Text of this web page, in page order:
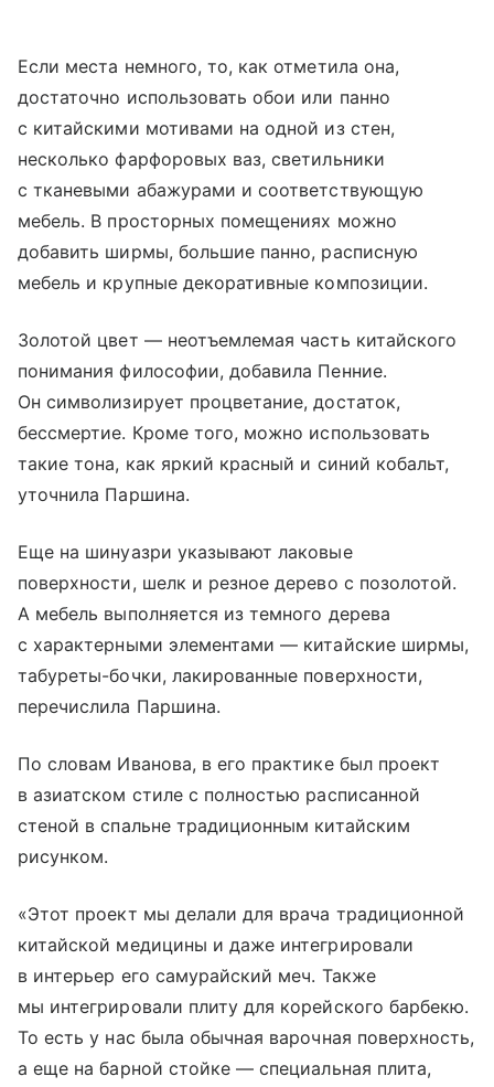
Если места немного, то, как отметила она,
достаточно использовать обои или панно
с китайскими мотивами на одной из стен,
несколько фарфоровых ваз, светильники
с тканевыми абажурами и соответствующую
мебель. В просторных помещениях можно
добавить ширмы, большие панно, расписную
мебель и крупные декоративные композиции.
Золотой цвет — неотъемлемая часть китайского
понимания философии, добавила Пенние.
Он символизирует процветание, достаток,
бессмертие. Кроме того, можно использовать
такие тона, как яркий красный и синий кобальт,
уточнила Паршина.
Еще на шинуазри указывают лаковые
поверхности, шелк и резное дерево с позолотой.
А мебель выполняется из темного дерева
с характерными элементами — китайские ширмы,
табуреты-бочки, лакированные поверхности,
перечислила Паршина.
По словам Иванова, в его практике был проект
в азиатском стиле с полностью расписанной
стеной в спальне традиционным китайским
рисунком.
«Этот проект мы делали для врача традиционной
китайской медицины и даже интегрировали
в интерьер его самурайский меч. Также
мы интегрировали плиту для корейского барбекю.
То есть у нас была обычная варочная поверхность,
а еще на барной стойке — специальная плита,